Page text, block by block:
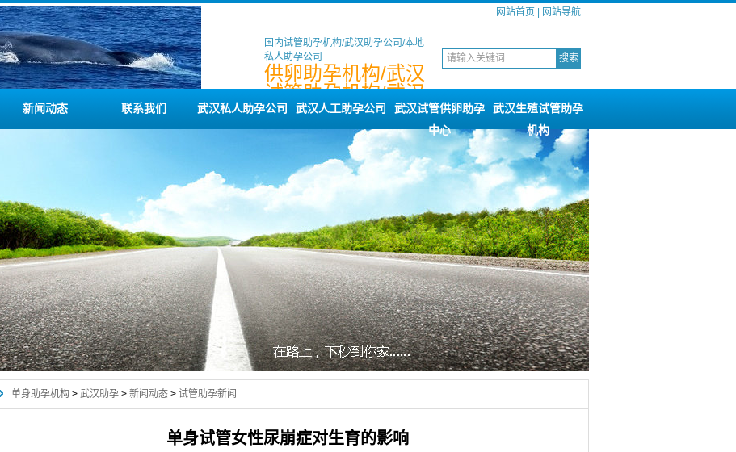
网站首页 网站导航
国内试管助孕机构/武汉助孕公司/本地
私人助孕公司
供卵助孕机构/武汉
试管助孕机构/武汉
供卵公司咨询
新闻动态 联系我们 武汉私人助孕公司 武汉人工助孕公司
武汉试管供卵助孕
中心
武汉生殖试管助孕
机构
单身助孕机构 > 武汉助孕 > 新闻动态 > 试管助孕新闻
单身试管女性尿崩症对生育的影响